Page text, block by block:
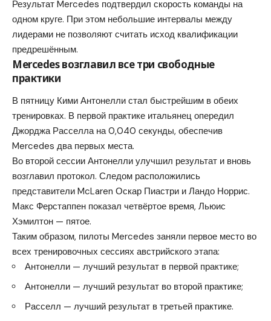
Результат Mercedes подтвердил скорость команды на
одном круге. При этом небольшие интервалы между
лидерами не позволяют считать исход квалификации
предрешённым.
Mercedes возглавил все три свободные
практики
В пятницу Кими Антонелли стал быстрейшим в обеих
тренировках. В первой практике итальянец опередил
Джорджа Расселла на 0,040 секунды, обеспечив
Mercedes два первых места.
Во второй сессии Антонелли улучшил результат и вновь
возглавил протокол. Следом расположились
представители McLaren Оскар Пиастри и Ландо Норрис.
Макс Ферстаппен показал четвёртое время, Льюис
Хэмилтон — пятое.
Таким образом, пилоты Mercedes заняли первое место во
всех тренировочных сессиях австрийского этапа:
Антонелли — лучший результат в первой практике;
Антонелли — лучший результат во второй практике;
Расселл — лучший результат в третьей практике.